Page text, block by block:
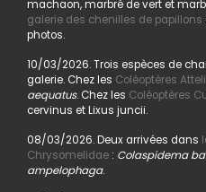
machaon, marbré de vert et
galerie des chenilles de papillons
photos.
10/03/2026. Trois espèces de
galerie. Chez les Coléoptères
aequatus. Chez les Coléoptères
cervinus et Lixus juncii.
08/03/2026. Deux arrivées dans
Chrysomelidae: Colaspidema
ampelophaga.